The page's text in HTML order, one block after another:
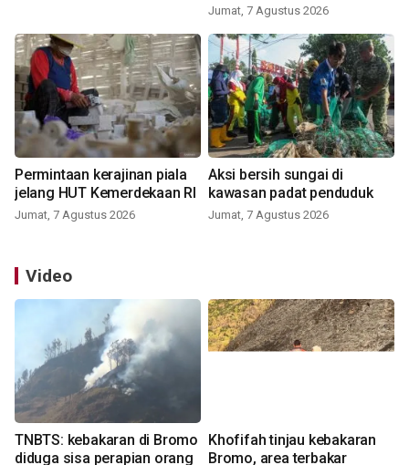
Jumat, 7 Agustus 2026
Permintaan kerajinan piala
jelang HUT Kemerdekaan RI
Jumat, 7 Agustus 2026
Aksi bersih sungai di
kawasan padat penduduk
Jumat, 7 Agustus 2026
Video
TNBTS: kebakaran di Bromo
diduga sisa perapian orang
Khofifah tinjau kebakaran
Bromo, area terbakar